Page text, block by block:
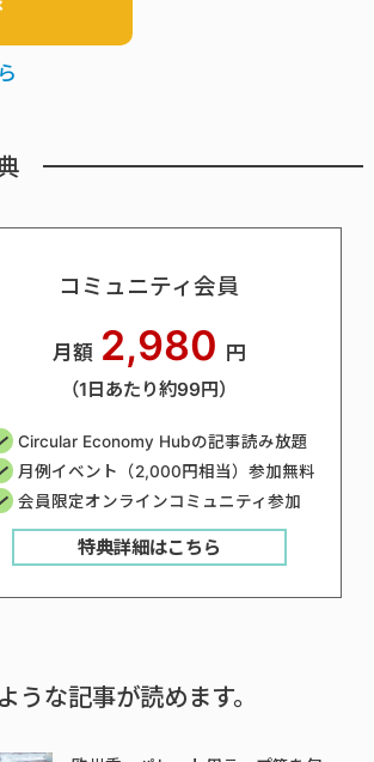
コミュニティ会員
月額 2,980 円
（1日あたり約99円）
Circular Economy Hubの記事読み放題
月例イベント（2,000円相当）参加無料
会員限定オンラインコミュニティ参加
特典詳細はこちら
うな記事が読めます。